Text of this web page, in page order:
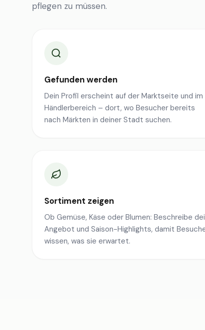
pflegen zu müssen.
Gefunden werden
Dein Profil erscheint auf der Marktseite und im
Händlerbereich – dort, wo Besucher bereits
nach Märkten in deiner Stadt suchen.
Sortiment zeigen
Ob Gemüse, Käse oder Blumen: Beschreibe
Angebot und Saison-Highlights, damit
wissen, was sie erwartet.